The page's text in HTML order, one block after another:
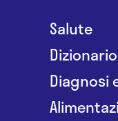
Salute
Diagnosi